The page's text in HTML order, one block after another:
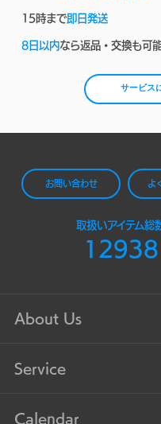
15時まで即日発送
8日以内なら返品・交換も可
サービス
お問い合わせ よ
取扱いアイテム総
12938
About Us
Service
Calendar